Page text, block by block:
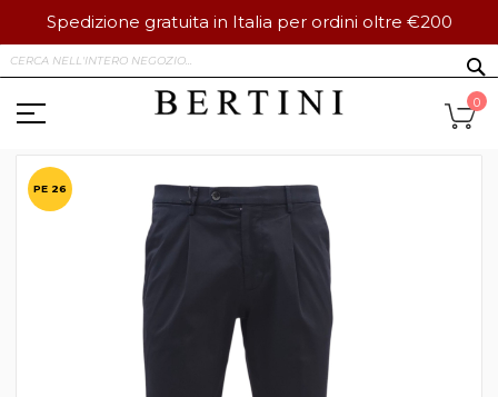
Spedizione gratuita in Italia per ordini oltre €200
al
contenuto
0
alla
fine
PE 26